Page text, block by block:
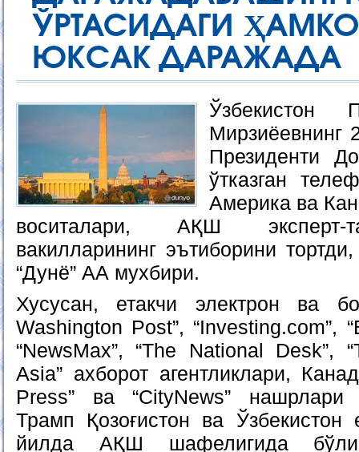
ЎРТАСИДАГИ
ЮКСАК ДАРАЖАДА
Ўзбекистон
Мирзиёевнинг
Президенти
ўтказган
Америка ва
воситалари, АҚШ эксперт-
вакилларининг эътиборини
“Дунё” АА мухбири.
Хусусан, етакчи электрон ва
Washington Post”, “Investing.com”,
“NewsMax”, “The National Desk”,
Asia” ахборот агентликлари,
Press” ва “CityNews” нашрлари
Трамп Қозоғистон ва Ўзбекистон
йилда АҚШ шафелигида